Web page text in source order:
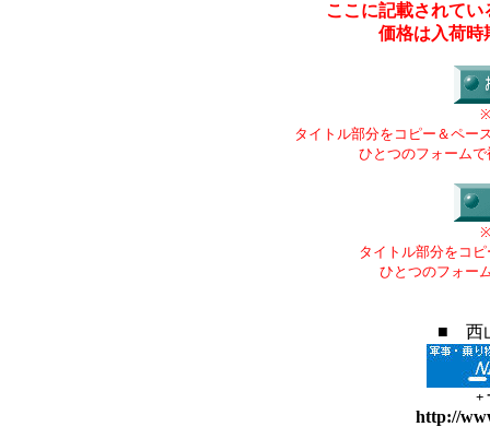
ここに記載されて
価格は入荷時
タイトル部分をコピー＆ペー
ひとつのフォーム
タイトル部分をコ
ひとつのフォー
■ 西
+
http://